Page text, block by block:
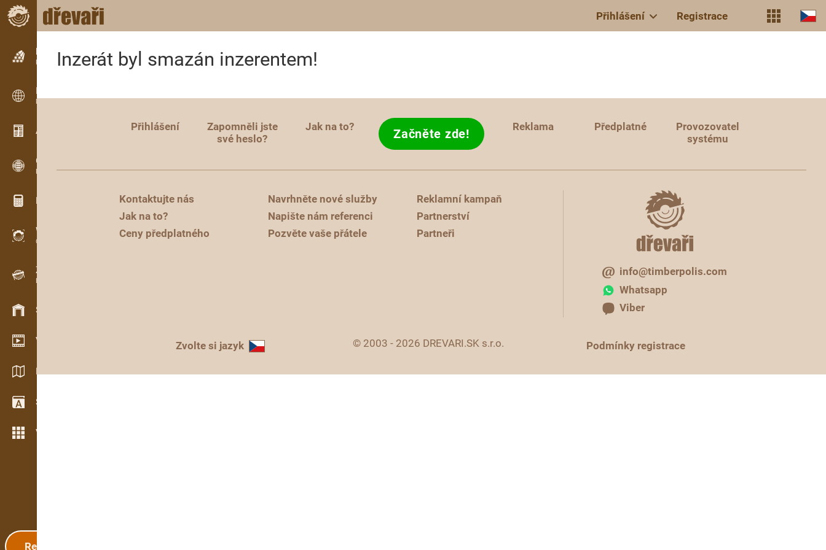
Přihlášení Registrace
Inzerce
Řádková inzerce
Inzerce
Mezinárodní inzerce
Aktuality / Články
OPTI-TIMB
Pořezová schémata
Dřevařské kalkulačky
WoodProfi
Objem dřeva s AI
Záznamník
Evidence dřeva v terénu
Skladové hospodářství
Video showroom
Katalogy / Brožury
Slovník
Více možností
Registrace
Inzerát byl smazán inzerentem!
Přihlášení
Zapomněli jste
své heslo?
Jak na to? Začněte zde! Reklama Předplatné
Provozovatel
systému
Kontaktujte nás
Jak na to?
Ceny předplatného
Navrhněte nové služby
Napište nám referenci
Pozvěte vaše přátele
Reklamní kampaň
Partnerství
Partneři
info@timberpolis.com
Whatsapp
Viber
Zvolte si jazyk © 2003 - 2026 DREVARI.SK s.r.o. Podmínky registrace